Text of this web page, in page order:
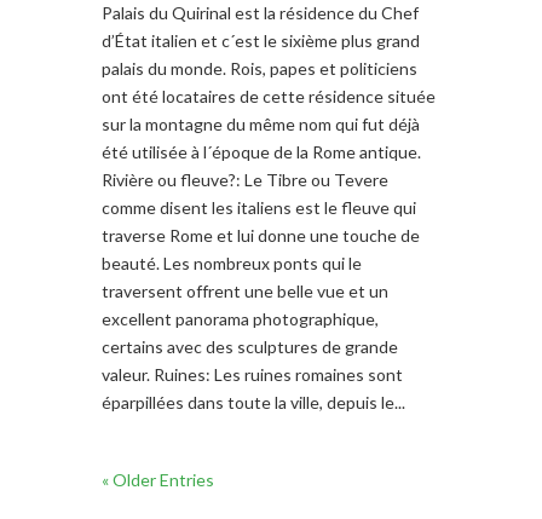
Palais du Quirinal est la résidence du Chef
d’État italien et c´est le sixième plus grand
palais du monde. Rois, papes et politiciens
ont été locataires de cette résidence située
sur la montagne du même nom qui fut déjà
été utilisée à l´époque de la Rome antique.
Rivière ou fleuve?: Le Tibre ou Tevere
comme disent les italiens est le fleuve qui
traverse Rome et lui donne une touche de
beauté. Les nombreux ponts qui le
traversent offrent une belle vue et un
excellent panorama photographique,
certains avec des sculptures de grande
valeur. Ruines: Les ruines romaines sont
éparpillées dans toute la ville, depuis le...
« Older Entries